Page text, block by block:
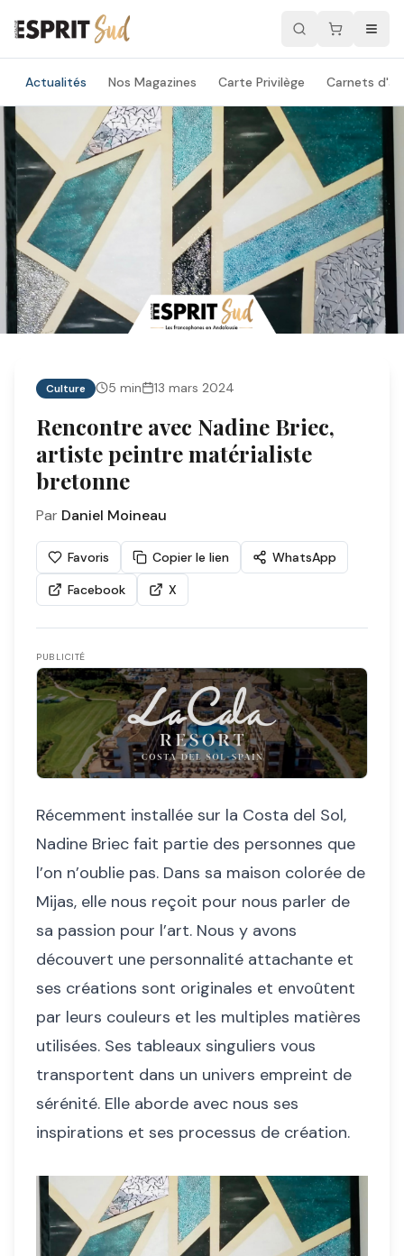
Actualités Nos Magazines Carte Privilège Carnets
Culture 5 min 13 mars 2024
Rencontre avec Nadine Briec,
artiste peintre matérialiste
bretonne
Par Daniel Moineau
Favoris Copier le lien
WhatsApp
Facebook
X
PUBLICITÉ
Récemment installée sur la Costa del Sol,
Nadine Briec fait partie des personnes que
l’on n’oublie pas. Dans sa maison colorée de
Mijas, elle nous reçoit pour nous parler de
sa passion pour l’art. Nous y avons
découvert une personnalité attachante et
ses créations sont originales et envoûtent
par leurs couleurs et les multiples matières
utilisées. Ses tableaux singuliers vous
transportent dans un univers empreint de
sérénité. Elle aborde avec nous ses
inspirations et ses processus de création.